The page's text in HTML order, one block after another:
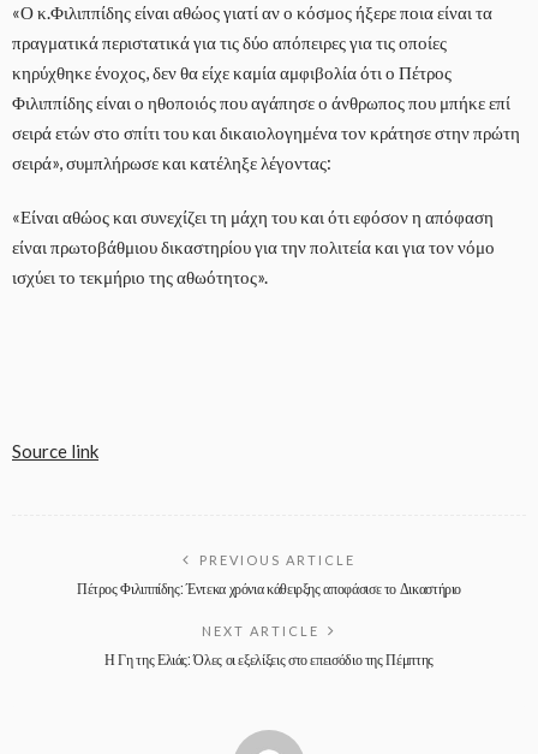
«Ο κ.Φιλιππίδης είναι αθώος γιατί αν ο κόσμος ήξερε ποια είναι τα
πραγματικά περιστατικά για τις δύο απόπειρες για τις οποίες
κηρύχθηκε ένοχος, δεν θα είχε καμία αμφιβολία ότι ο Πέτρος
Φιλιππίδης είναι ο ηθοποιός που αγάπησε ο άνθρωπος που μπήκε επί
σειρά ετών στο σπίτι του και δικαιολογημένα τον κράτησε στην πρώτη
σειρά», συμπλήρωσε και κατέληξε λέγοντας:
«Είναι αθώος και συνεχίζει τη μάχη του και ότι εφόσον η απόφαση
είναι πρωτοβάθμιου δικαστηρίου για την πολιτεία και για τον νόμο
ισχύει το τεκμήριο της αθωότητος».
Source link
PREVIOUS ARTICLE
Πέτρος Φιλιππίδης: Έντεκα χρόνια κάθειρξης αποφάσισε το Δικαστήριο
NEXT ARTICLE
Η Γη της Ελιάς: Όλες οι εξελίξεις στο επεισόδιο της Πέμπτης